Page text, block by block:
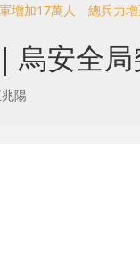
增加17萬人 總兵力增
烏安全
陽